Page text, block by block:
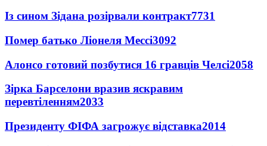
Із сином Зідана розірвали контракт7731
Помер батько Ліонеля Мессі3092
Алонсо готовий позбутися 16 гравців Челсі2058
Зірка Барселони вразив яскравим
перевтіленням2033
Президенту ФІФА загрожує відставка2014